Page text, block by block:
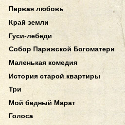
Первая любовь
Край земли
Гуси-лебеди
Собор Парижской Богоматери
Маленькая комедия
История старой квартиры
Три
Мой бедный Марат
Голоса